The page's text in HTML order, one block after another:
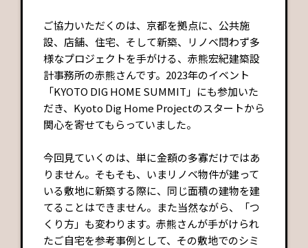
ご協力いただくのは、京都を拠点に、公共施
設、店舗、住宅、そして新築、リノベ問わず多
様なプロジェクトを手がける、赤熊宏紀建築設
計事務所の赤熊さんです。2023年のイベント
「KYOTO DIG HOME SUMMIT」にも参加いた
だき、Kyoto Dig Home Projectのスタートから
関心を寄せてもらっていました。
今回見ていくのは、単に金額の多寡だけではあ
りません。そもそも、いまリノベ物件が建って
いる敷地に新築する際に、同じ面積の建物を建
てることはできません。また当然ながら、「つ
くり方」も変わります。赤熊さんが手がけられ
たご自宅を参考事例として、その敷地でのシミ